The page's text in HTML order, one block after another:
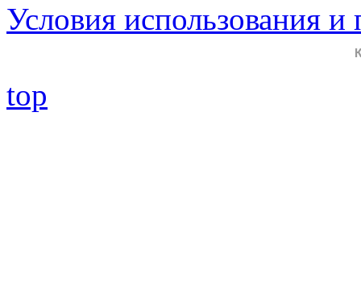
Условия использования
top